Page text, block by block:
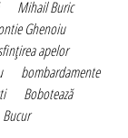
Mihail Buric
Ghenoiu
apelor
bombardamente
Bobotează
Bucur